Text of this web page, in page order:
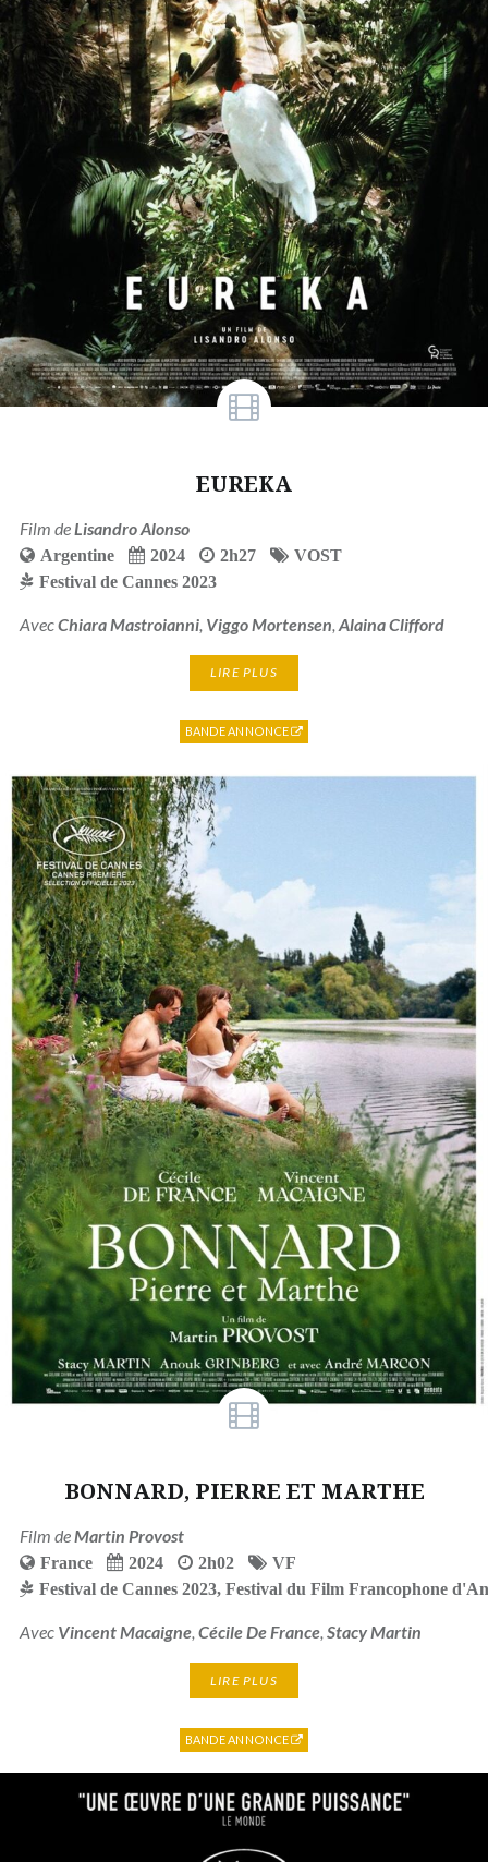
EUREKA
Film de Lisandro Alonso
Argentine 2024 2h27
VOST
Festival de Cannes 2023
AvecChiara Mastroianni, Viggo Mortensen Alaina Clifford
LIRE PLUS
BANDE ANNONCE
BONNARD, PIERRE ET MARTHE
Film deMartin Provost
France 2024 2h02
VF
Festival de Cannes 2023, Festival du Film Francophone
Avec Vincent Macaigne, Cécile De France, Stacy Martin
LIRE PLUS
BANDE ANNONCE